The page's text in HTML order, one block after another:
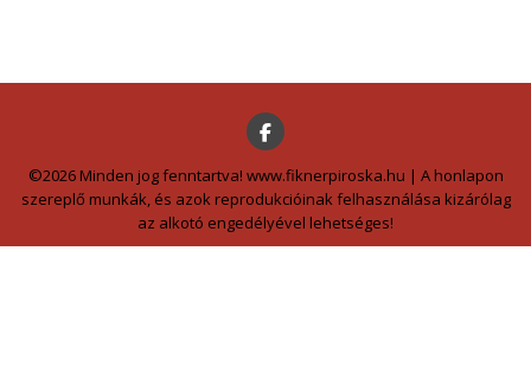
©2026 Minden jog fenntartva! www.fiknerpiroska.hu | A honlapon
szereplő munkák, és azok reprodukcióinak felhasználása kizárólag
az alkotó engedélyével lehetséges!